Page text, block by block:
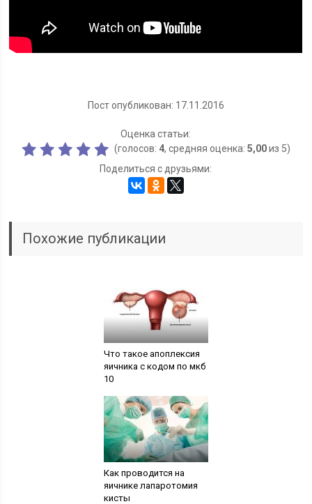
Пост опубликован: 17.11.2016
Оценка статьи:
(голосов: 4, средняя оценка: 5,00из 5)
Поделиться с друзьями:
Похожие публикации
Что такое апоплексия
яичника с кодом по мкб
10
Как проводится на
яичнике лапаротомия
кисты